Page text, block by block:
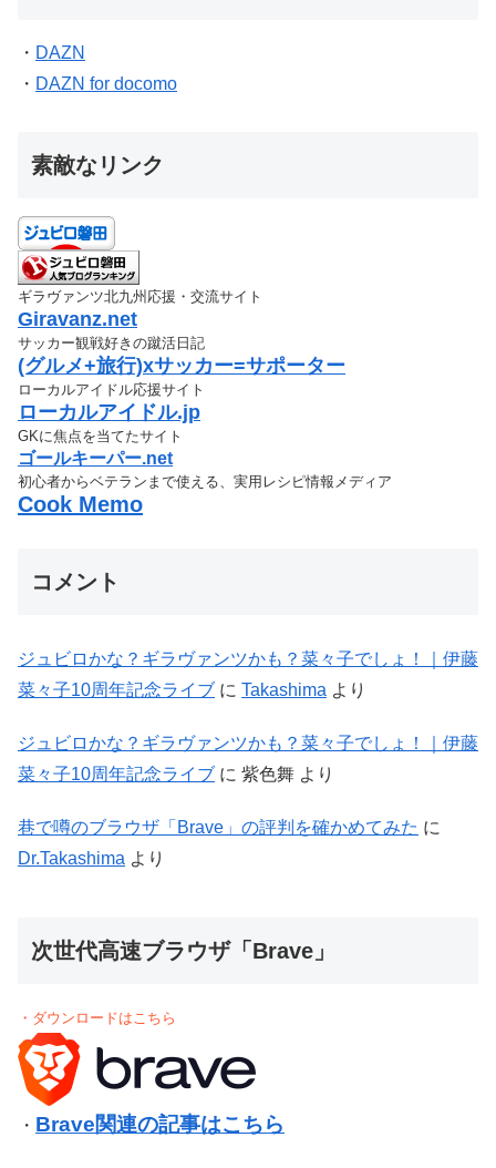
・ DAZN
・ DAZN for docomo
素敵なリンク
ギラヴァンツ北九州応援・交流サイト
Giravanz.net
サッカー観戦好きの蹴活日記
(グルメ+旅行)xサッカー=サポーター
ローカルアイドル応援サイト
ローカルアイドル.jp
GKに焦点を当てたサイト
ゴールキーパー.net
初心者からベテランまで使える、実用レシピ情報メディア
Cook Memo
コメント
ジュビロかな？ギラヴァンツかも？菜々子でしょ！｜伊藤
菜々子10周年記念ライブ に Takashima より
ジュビロかな？ギラヴァンツかも？菜々子でしょ！｜伊藤
菜々子10周年記念ライブ に 紫色舞 より
巷で噂のブラウザ「Brave」の評判を確かめてみた に
Dr.Takashima より
次世代高速ブラウザ「Brave」
・ダウンロードはこちら
・ Brave関連の記事はこちら